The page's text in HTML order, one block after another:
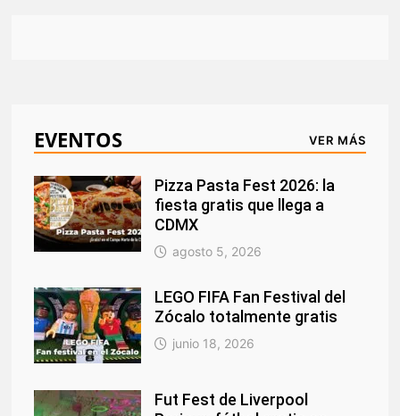
EVENTOS VER MÁS
Pizza Pasta Fest 2026: la
fiesta gratis que llega a
CDMX
agosto 5, 2026
LEGO FIFA Fan Festival del
Zócalo totalmente gratis
junio 18, 2026
Fut Fest de Liverpool